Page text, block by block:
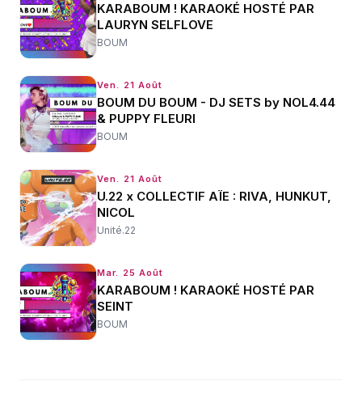
KARABOUM ! KARAOKÉ HOSTÉ PAR
LAURYN SELFLOVE
BOUM
Ven. 21 Août
BOUM DU BOUM - DJ SETS by NOL4.44
& PUPPY FLEURI
BOUM
Ven. 21 Août
U.22 x COLLECTIF AÏE : RIVA, HUNKUT,
NICOL
Unité.22
Mar. 25 Août
KARABOUM ! KARAOKÉ HOSTÉ PAR
SEINT
BOUM